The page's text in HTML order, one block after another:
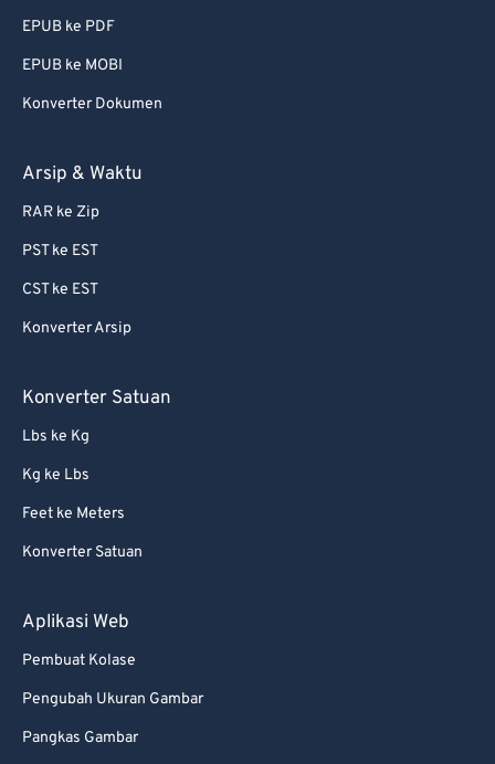
EPUB ke PDF
EPUB ke MOBI
Konverter Dokumen
Arsip & Waktu
RAR ke Zip
PST ke EST
CST ke EST
Konverter Arsip
Konverter Satuan
Lbs ke Kg
Kg ke Lbs
Feet ke Meters
Konverter Satuan
Aplikasi Web
Pembuat Kolase
Pengubah Ukuran Gambar
Pangkas Gambar